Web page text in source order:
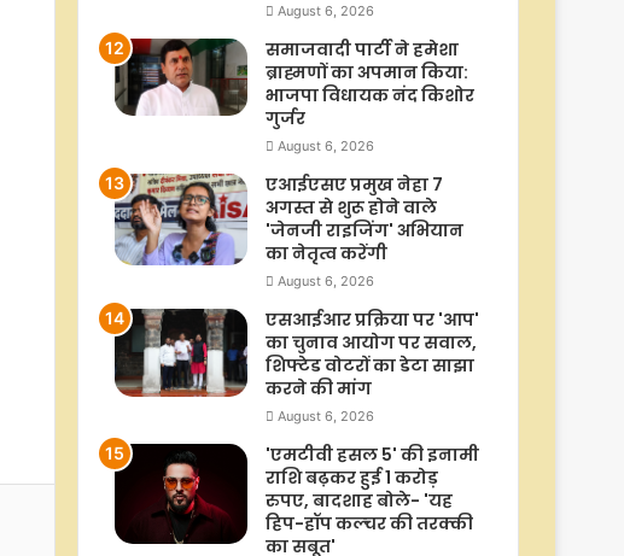
August 6, 2026
समाजवादी पार्टी ने हमेशा
ब्राह्मणों का अपमान किया:
भाजपा विधायक नंद किशोर
गुर्जर
August 6, 2026
एआईएसए प्रमुख नेहा 7
अगस्त से शुरू होने वाले
'जेनजी राइजिंग' अभियान
का नेतृत्व करेंगी
August 6, 2026
एसआईआर प्रक्रिया पर 'आप'
का चुनाव आयोग पर सवाल,
शिफ्टेड वोटरों का डेटा साझा
करने की मांग
August 6, 2026
'एमटीवी हसल 5' की इनामी
राशि बढ़कर हुई 1 करोड़
रुपए, बादशाह बोले- 'यह
हिप-हॉप कल्चर की तरक्की
का सबूत'